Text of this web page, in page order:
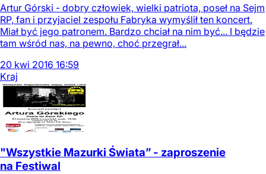
Artur Górski - dobry człowiek, wielki patriota, poseł na Sejm
RP, fan i przyjaciel zespołu Fabryka wymyślił ten koncert.
Miał być jego patronem. Bardzo chciał na nim być... I będzie
tam wśród nas, na pewno, choć przegrał...
20 kwi 2016 16:59
Kraj
"Wszystkie Mazurki Świata” - zaproszenie
na Festiwal